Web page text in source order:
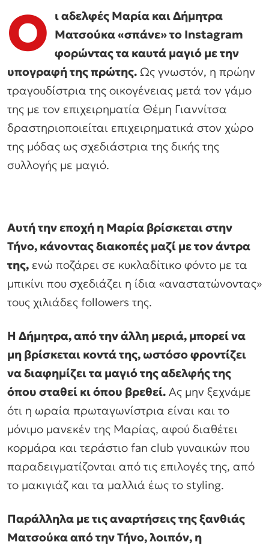
Ο ι αδελφές Μαρία και Δήμητρα
Ματσούκα «σπάνε» το Instagram
φορώντας τα καυτά μαγιό με την
υπογραφή της πρώτης. Ως γνωστόν, η πρώην
τραγουδίστρια της οικογένειας μετά τον γάμο
της με τον επιχειρηματία Θέμη Γιαννίτσα
δραστηριοποιείται επιχειρηματικά στον χώρο
της μόδας ως σχεδιάστρια της δικής της
συλλογής με μαγιό.
Αυτή την εποχή η Μαρία βρίσκεται στην
Τήνο, κάνοντας διακοπές μαζί με τον άντρα
της, ενώ ποζάρει σε κυκλαδίτικο φόντο με τα
μπικίνι που σχεδιάζει η ίδια «αναστατώνοντας»
τους χιλιάδες followers της.
Η Δήμητρα, από την άλλη μεριά, μπορεί να
μη βρίσκεται κοντά της, ωστόσο φροντίζει
να διαφημίζει τα μαγιό της αδελφής της
όπου σταθεί κι όπου βρεθεί. Ας μην ξεχνάμε
ότι η ωραία πρωταγωνίστρια είναι και το
μόνιμο μανεκέν της Μαρίας, αφού διαθέτει
κορμάρα και τεράστιο fan club γυναικών που
παραδειγματίζονται από τις επιλογές της, από
το μακιγιάζ και τα μαλλιά έως το styling.
Παράλληλα με τις αναρτήσεις της ξανθιάς
Ματσούκα από την Τήνο, λοιπόν, η